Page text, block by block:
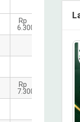
Rp
6.300.000
Rp
7.300.000